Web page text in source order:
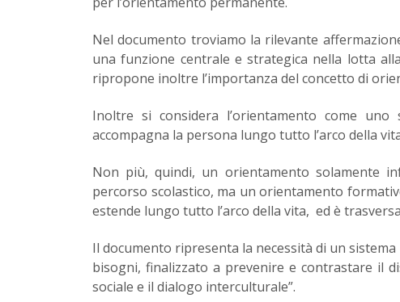
Nel documento troviamo la rilevante
una funzione centrale e strategica nella lotta
ripropone inoltre l’importanza del concetto di
Inoltre si considera l’orientamento come
accompagna la persona lungo tutto l’arco della
Non più, quindi, un orientamento solamente
percorso scolastico, ma un orientamento
estende lungo tutto l’arco della vita, ed è
Il documento ripresenta la necessità di un
bisogni, finalizzato a prevenire e contrastare il
sociale e il dialogo interculturale”.